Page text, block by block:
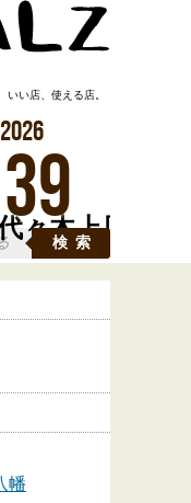
々木上原
い店、使える店。
2026
40
検索
幡